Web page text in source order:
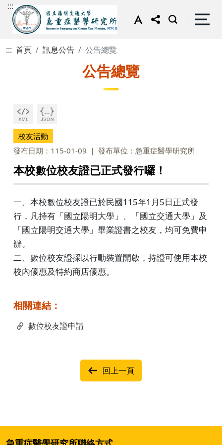
:::
::: 首頁 訊息公告 公告總覽
公告總覽
校友活動
發布日期：115-01-09
發布單位：急重症醫學研究所
本校數位校友證已正式發行囉！
一、本校數位校友證已於民國115年1月5日正式發
行，凡持有「國立陽明大學」、「國立交通大學」及
「國立陽明交通大學」畢業證書之校友，均可免費申
辦。
二、數位校友證採以行動裝置開啟，持證可使用本校
校內優惠及特約商店優惠。
相關連結：
數位校友證申請
回上一頁